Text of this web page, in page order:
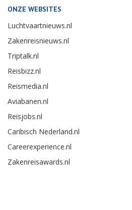
ONZE WEBSITES
Luchtvaartnieuws.nl
Zakenreisnieuws.nl
Triptalk.nl
Reisbizz.nl
Reismedia.nl
Aviabanen.nl
Reisjobs.nl
Caribisch Nederland.nl
Careerexperience.nl
Zakenreisawards.nl